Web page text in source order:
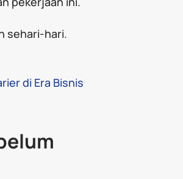
sehari-hari.
di Era Bisnis